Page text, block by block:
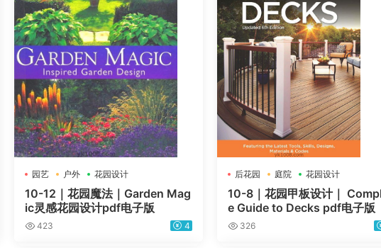
园艺 户外 花园设计
10-12｜花园魔法｜Garden Mag
ic灵感花园设计pdf电子版
423 4
后花园 庭院 花园设计
10-8｜花园甲板设计｜
e Guide to Decks pdf电子版
326